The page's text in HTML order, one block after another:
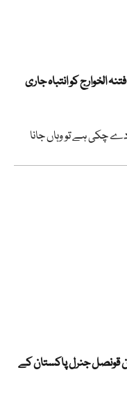
الخوارج کو انتباہ جاری
چکی ہے تو وہاں جانا
قونصل جنرل پاکستان کے